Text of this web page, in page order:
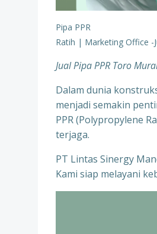
Pipa PPR
Ratih | Marketing Office -
Jual Pipa PPR Toro
Dalam dunia
menjadi semakin
PPR (Polypropylene
terjaga.
PT Lintas Sinergy
Kami siap melayani